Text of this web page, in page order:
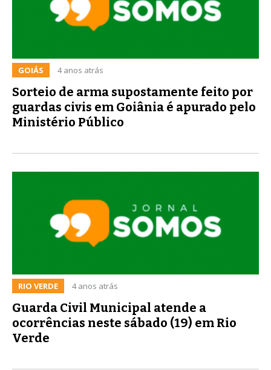
GOIÁS 4 anos atrás
Sorteio de arma supostamente feito por
guardas civis em Goiânia é apurado pelo
Ministério Público
RIO VERDE 4 anos atrás
Guarda Civil Municipal atende a
ocorrências neste sábado (19) em Rio
Verde